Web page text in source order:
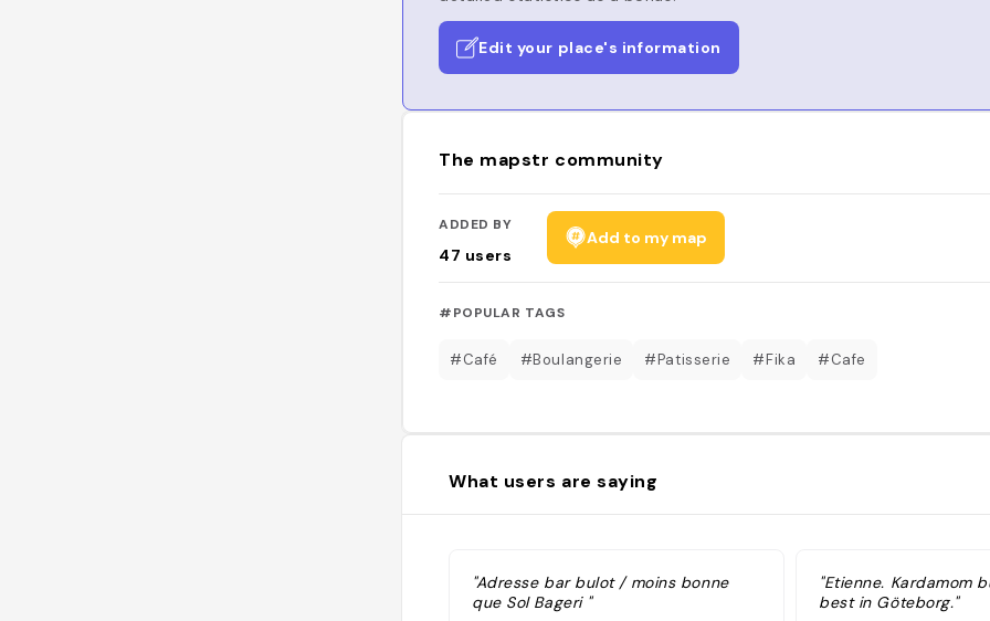
Edit your place's information
The mapstr community
ADDED BY
47 users
Add to my map
#POPULAR TAGS
#Café #Boulangerie #Patisserie #Fika #Cafe
What users are saying
"Adresse bar bulot / moins bonne
que Sol Bageri "
"Etienne. Kardamom
best in Göteborg."